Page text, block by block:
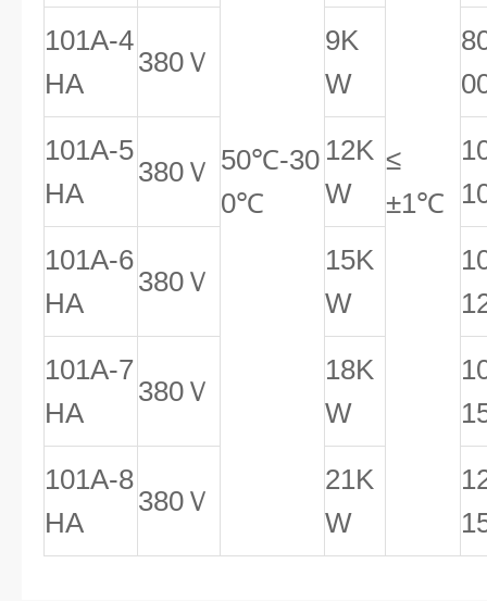
50℃-30
0℃
≤
±1℃
101A-4
HA
380Ｖ
9K
W
101A-5
HA
380Ｖ
12K
W
101A-6
HA
380Ｖ
15K
W
101A-7
HA
380Ｖ
18K
W
101A-8
HA
380Ｖ
21K
W